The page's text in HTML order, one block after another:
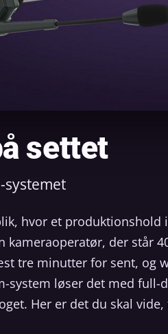
settet
systemet
hvor et
kameraoperatør, der står
tre minutter for sent, og
system løser det med
Her er det du skal